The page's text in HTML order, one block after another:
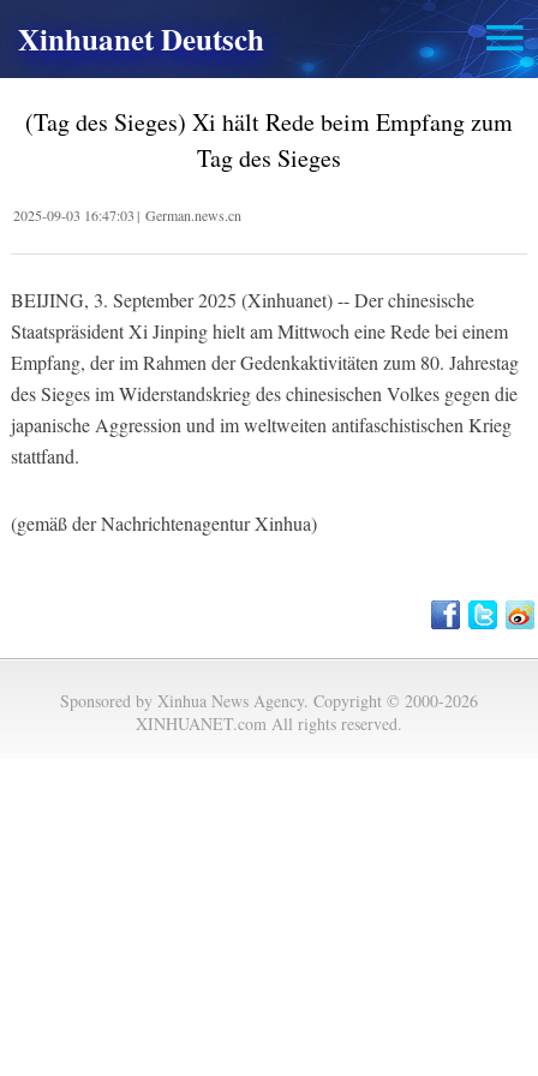
Xinhuanet Deutsch
(Tag des Sieges) Xi hält Rede beim Empfang zum
Tag des Sieges
2025-09-03 16:47:03| German.news.cn
BEIJING, 3. September 2025 (Xinhuanet) -- Der chinesische
Staatspräsident Xi Jinping hielt am Mittwoch eine Rede bei einem
Empfang, der im Rahmen der Gedenkaktivitäten zum 80. Jahrestag
des Sieges im Widerstandskrieg des chinesischen Volkes gegen die
japanische Aggression und im weltweiten antifaschistischen Krieg
stattfand.
(gemäß der Nachrichtenagentur Xinhua)
Sponsored by Xinhua News Agency. Copyright © 2000-2026
XINHUANET.com All rights reserved.